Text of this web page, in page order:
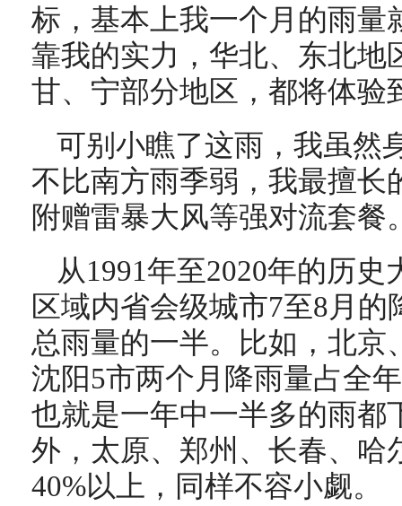
标，基本上我一个月的雨量
靠我的实力，华北、东北地
甘、宁部分地区，都将体验
可别小瞧了这雨，我虽然
不比南方雨季弱，我最擅长
附赠雷暴大风等强对流套餐
从1991年至2020年的历
区域内省会级城市7至8月
总雨量的一半。比如，北京
沈阳5市两个月降雨量占全
也就是一年中一半多的雨都
外，太原、郑州、长春、哈
40%以上，同样不容小觑。